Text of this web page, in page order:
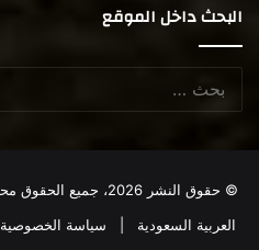
البحث داخل الموقع
© حقوق النشر 2026، جميع الحقوق محفوظة لـ
العربية السعودية
سياسة الخصوصية